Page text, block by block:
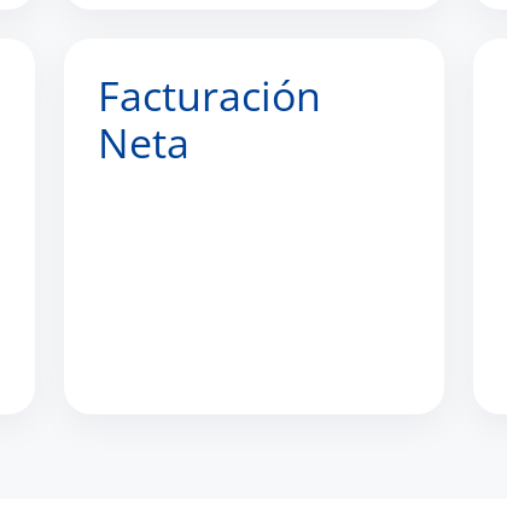
Facturación
Neta